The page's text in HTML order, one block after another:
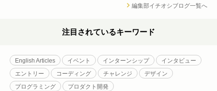
編集部イチオシブログ一覧へ
注目されているキーワード
English Articles イベント インターンシップ
インタビュー
エントリー
コーディング チャレンジ
デザイン
プログラミング
プロダクト開発